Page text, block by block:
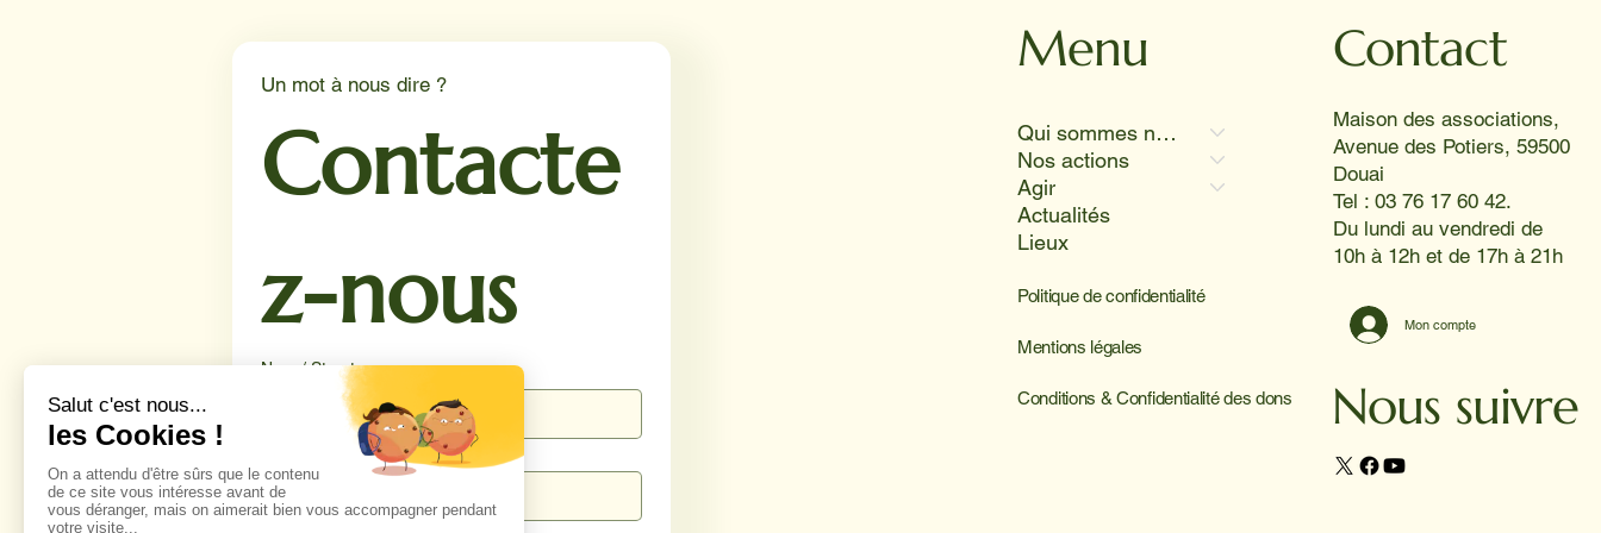
sourires aussi radieux que le
soleil 😊
Menu
Qui sommes nous
Nos actions
Agir
Actualités
Lieux
Politique de confidentialité
Mentions légales
Conditions & Confidentialité des dons
Contact
Maison des associations,
Avenue des Potiers, 59500
Douai
Tel : 03 76 17 60 42.
Du lundi au vendredi de
10h à 12h et de 17h à 21h
Mon compte
Nous suivre
Un mot à nous dire ?
Contacte
z-nous
Nom / Structure